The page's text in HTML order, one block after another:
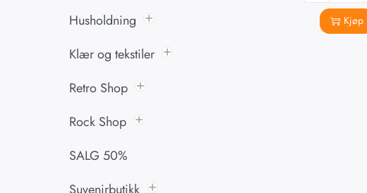
Husholdning
Klær og tekstiler
Retro Shop
Rock Shop
SALG 50%
Suvenirbutikk
Kjøp